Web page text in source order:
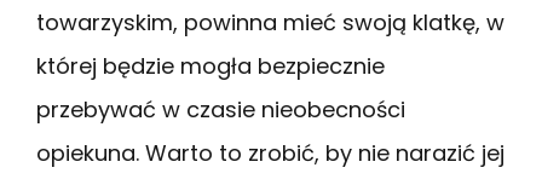
towarzyskim, powinna mieć swoją klatkę, w
której będzie mogła bezpiecznie
przebywać w czasie nieobecności
opiekuna. Warto to zrobić, by nie narazić jej